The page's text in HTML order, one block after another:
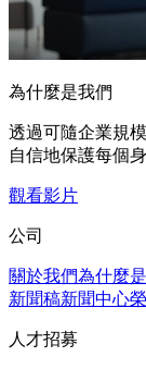
為什麼是我們
透過可隨企業規
自信地保護每個身
觀看影片
公司
關於我們為什麼
新聞稿新聞中心
人才招募